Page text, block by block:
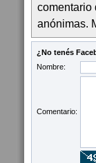
comentario
anónimas.
¿No tenés
Nombre:
Comentario: